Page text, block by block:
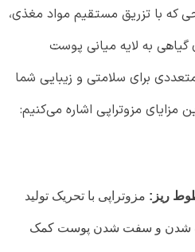
با تزریق مستقیم مواد مغذی،
به لایه میانی پوست
برای سلامتی و زیبایی شما
مزوتراپی اشاره می‌کنیم:
ریز: مزوتراپی با تحریک تولید
شدن و سفت شدن پوست کمک